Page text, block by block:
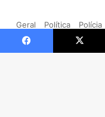
Geral
Política Polícia
Política de
Facebook X